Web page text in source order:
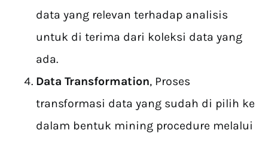
data yang relevan terhadap analisis
untuk di terima dari koleksi data yang
ada.
Data Transformation, Proses
transformasi data yang sudah di pilih ke
dalam bentuk mining procedure melalui